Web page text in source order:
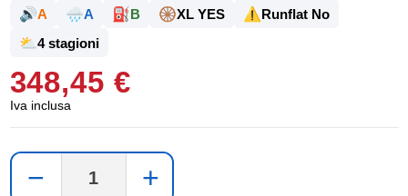
🔊A 🌧️A ⛽B 🛞XL YES ⚠️Runflat No
⛅ 4 stagioni
348,45 €
Iva inclusa
− +